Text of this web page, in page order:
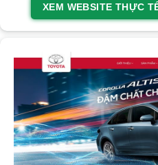
XEM WEBSITE THỰC